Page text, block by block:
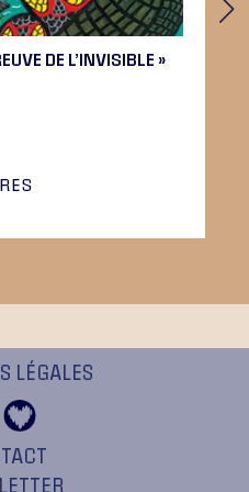
DE L’INVISIBLE »
LÉGALES